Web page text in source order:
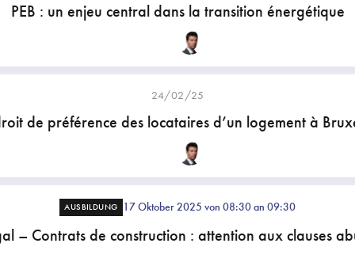
PEB : un enjeu central dans la transition énergétique
24/02/25
de préférence des locataires d’un logement à
AUSBILDUNG 17 Oktober 2025 von 08:30 an 09:30
– Contrats de construction : attention aux clauses